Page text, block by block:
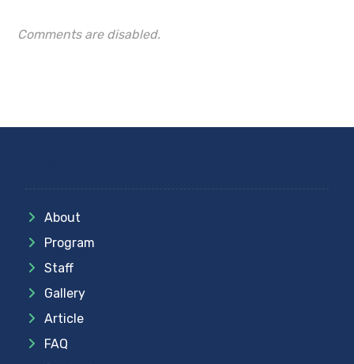
Comments are disabled.
About
Program
Staff
Gallery
Article
FAQ